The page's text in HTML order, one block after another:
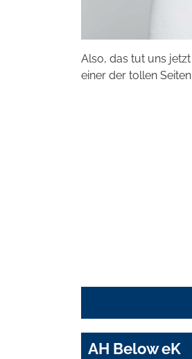
Also, das tut uns
einer der tollen
AH Below eK